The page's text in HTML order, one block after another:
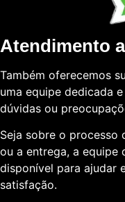
Atendimento
Também oferecemos
uma equipe dedicada
dúvidas ou
Seja sobre o processo
ou a entrega, a equipe
disponível para ajudar
satisfação.